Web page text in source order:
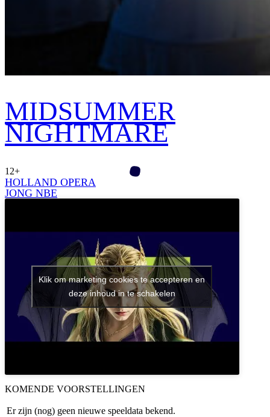
MIDSUMMER
NIGHTMARE
12+
HOLLAND OPERA
JONG NBE
Klik om marketing cookies te accepteren en
deze inhoud in te schakelen
KOMENDE VOORSTELLINGEN
Er zijn (nog) geen nieuwe speeldata bekend.